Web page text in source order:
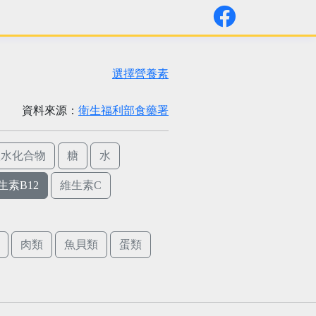
選擇營養素
資料來源： 衛生福利部食藥署
化合物 糖 水
素B12 維生素C
肉類 魚貝類 蛋類